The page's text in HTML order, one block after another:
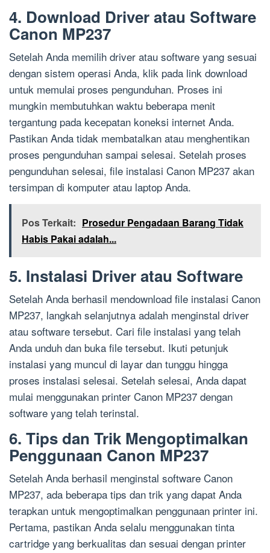
4. Download Driver atau Software
Canon MP237
Setelah Anda memilih driver atau software yang sesuai
dengan sistem operasi Anda, klik pada link download
untuk memulai proses pengunduhan. Proses ini
mungkin membutuhkan waktu beberapa menit
tergantung pada kecepatan koneksi internet Anda.
Pastikan Anda tidak membatalkan atau menghentikan
proses pengunduhan sampai selesai. Setelah proses
pengunduhan selesai, file instalasi Canon MP237 akan
tersimpan di komputer atau laptop Anda.
Pos Terkait: Prosedur Pengadaan Barang Tidak
Habis Pakai adalah...
5. Instalasi Driver atau Software
Setelah Anda berhasil mendownload file instalasi Canon
MP237, langkah selanjutnya adalah menginstal driver
atau software tersebut. Cari file instalasi yang telah
Anda unduh dan buka file tersebut. Ikuti petunjuk
instalasi yang muncul di layar dan tunggu hingga
proses instalasi selesai. Setelah selesai, Anda dapat
mulai menggunakan printer Canon MP237 dengan
software yang telah terinstal.
6. Tips dan Trik Mengoptimalkan
Penggunaan Canon MP237
Setelah Anda berhasil menginstal software Canon
MP237, ada beberapa tips dan trik yang dapat Anda
terapkan untuk mengoptimalkan penggunaan printer ini.
Pertama, pastikan Anda selalu menggunakan tinta
cartridge yang berkualitas dan sesuai dengan printer